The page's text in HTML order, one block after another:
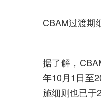
CBAM过渡期
据了解，
年10月1日至
施细则也已于